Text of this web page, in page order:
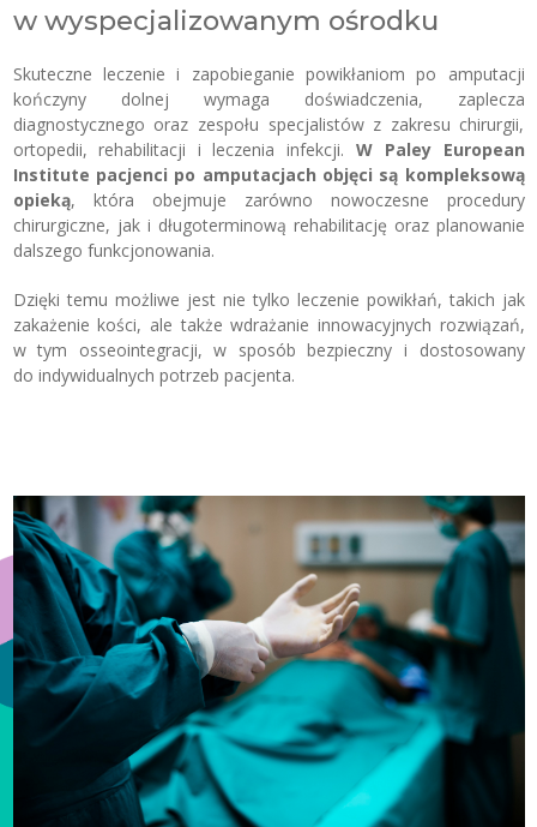
w wyspecjalizowanym ośrodku
Skuteczne leczenie i zapobieganie powikłaniom po amputacji
kończyny dolnej wymaga doświadczenia, zaplecza
diagnostycznego oraz zespołu specjalistów z zakresu chirurgii,
ortopedii, rehabilitacji i leczenia infekcji. W Paley European
Institute pacjenci po amputacjach objęci są kompleksową
opieką, która obejmuje zarówno nowoczesne procedury
chirurgiczne, jak i długoterminową rehabilitację oraz planowanie
dalszego funkcjonowania.
Dzięki temu możliwe jest nie tylko leczenie powikłań, takich jak
zakażenie kości, ale także wdrażanie innowacyjnych rozwiązań,
w tym osseointegracji, w sposób bezpieczny i dostosowany
do indywidualnych potrzeb pacjenta.